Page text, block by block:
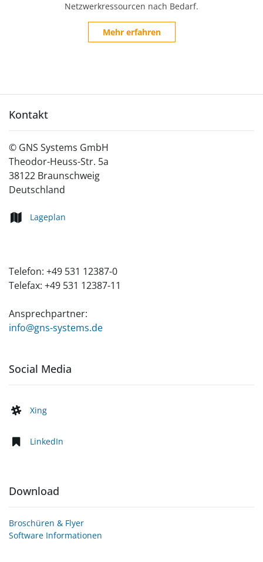
Netzwerkressourcen nach Bedarf.
Mehr erfahren
Kontakt
© GNS Systems GmbH
Theodor-Heuss-Str. 5a
38122 Braunschweig
Deutschland
Lageplan
Telefon: +49 531 12387-0
Telefax: +49 531 12387-11
Ansprechpartner:
info@gns-systems.de
Social Media
Xing
LinkedIn
Download
Broschüren & Flyer
Software Informationen